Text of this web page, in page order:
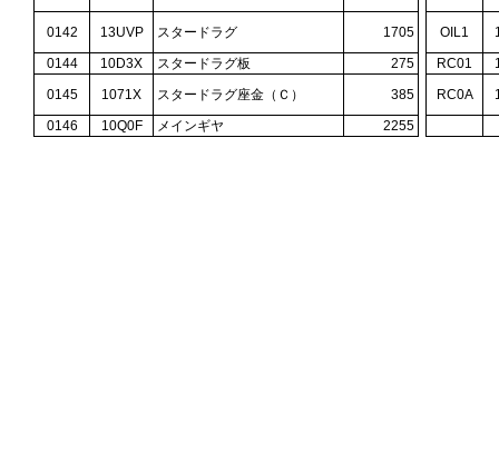
0142 13UVP スタードラグ 1705 OIL1
0144
10D3X スタードラグ板 275 RC01
0145
1071X スタードラグ座金（Ｃ） 385 RC0A
0146
10Q0F メインギヤ 2255